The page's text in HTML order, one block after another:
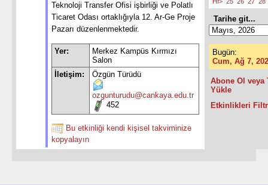
Teknoloji Transfer Ofisi işbirliği ve Polatlı
Ticaret Odası ortaklığıyla 12. Ar-Ge Proje
Pazarı düzenlenmektedir.
Yer:
Merkez Kampüs Kırmızı
Salon
İletişim:
Özgün Türüdü
ozgunturudu@cankaya.edu.tr
452
Bu etkinliği kendi kişisel takviminize
kopyalayın
Tarihe git...
Bugün:
Cum, Ağ 7,
Abone Ol veya
Yükle
Etkinlikleri